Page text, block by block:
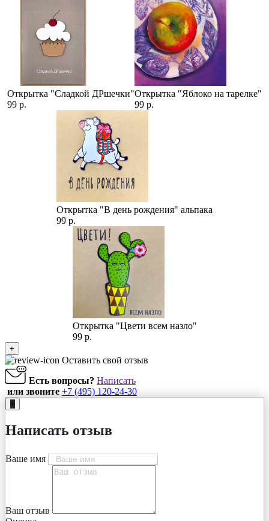
Открытка "Сладкой ДРшечки"
99 р.
Открытка "Яблоко на тарелке"
99 р.
Открытка "В день рождения" альпака
99 р.
Открытка "Цвети всем назло"
99 р.
+
Оставить свой отзыв
Есть вопросы? Написать
или звоните +7 (495) 120-24-30
+
Написать отзыв
Ваше имя
Ваш отзыв